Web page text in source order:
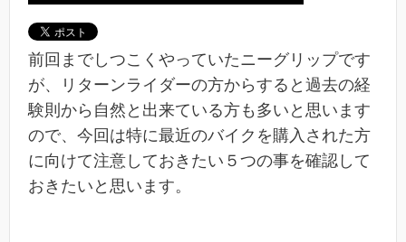
前回までしつこくやっていたニーグリップです
が、リターンライダーの方からすると過去の経
験則から自然と出来ている方も多いと思います
ので、今回は特に最近のバイクを購入された方
に向けて注意しておきたい５つの事を確認して
おきたいと思います。